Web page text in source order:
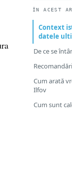
ÎN ACEST
Context
datele
De ce se
Cum arată
Ilfov
Cum sunt